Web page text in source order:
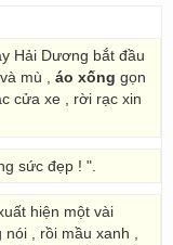
Hải Dương bắt đầu
mù , áo xống gọn
cửa xe , rời rạc xin
sức đẹp ! ".
hiện một vài
, rồi mầu xanh ,